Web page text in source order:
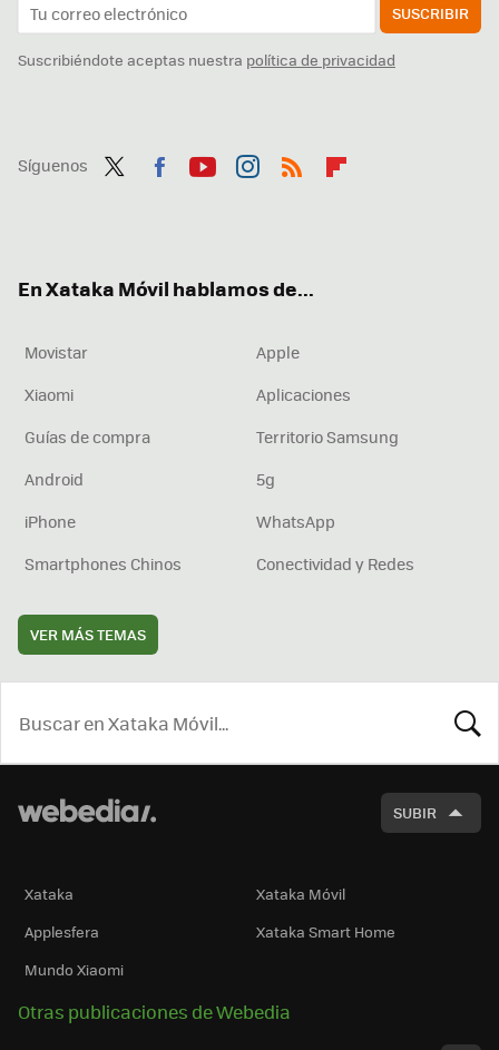
SUSCRIBIR
Suscribiéndote aceptas nuestra política de privacidad
Síguenos
En Xataka Móvil hablamos de...
Movistar
Apple
Xiaomi
Aplicaciones
Guías de compra
Territorio Samsung
Android
5g
iPhone
WhatsApp
Smartphones Chinos
Conectividad y Redes
VER MÁS TEMAS
SUBIR
Xataka
Xataka Móvil
Applesfera
Xataka Smart Home
Mundo Xiaomi
Otras publicaciones de Webedia